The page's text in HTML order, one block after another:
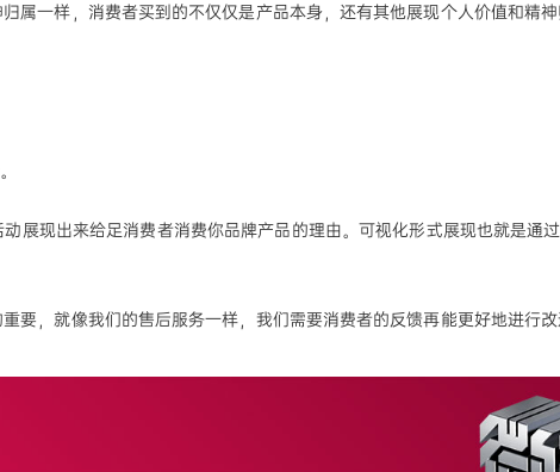
属一样，消费者买到的不仅仅是产品本身，还有其他展现个人价值和精
现出来给足消费者消费你品牌产品的理由。可视化形式展现也就是通
，就像我们的售后服务一样，我们需要消费者的反馈再能更好地进行